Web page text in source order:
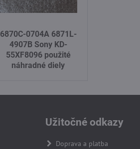
6870C-0704A 6871L-
4907B Sony KD-
55XF8096 použité
náhradné diely
Užitočné odkazy
Doprava a platba